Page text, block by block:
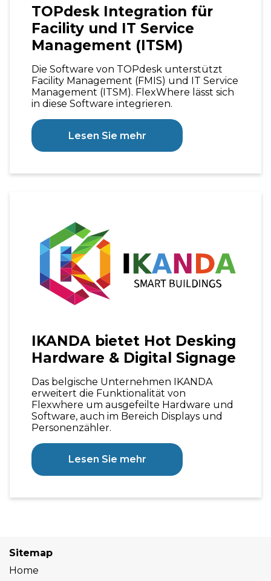
TOPdesk Integration für
Facility und IT Service
Management (ITSM)
Die Software von TOPdesk unterstützt
Facility Management (FMIS) und IT Service
Management (ITSM). FlexWhere lässt sich
in diese Software integrieren.
Lesen Sie mehr
Desking
IKANDA bietet Hot Desking
Hardware & Digital Signage
Das belgische Unternehmen IKANDA
erweitert die Funktionalität von
Flexwhere um ausgefeilte Hardware und
Software, auch im Bereich Displays und
Personenzähler.
Lesen Sie mehr
Sitemap
Home